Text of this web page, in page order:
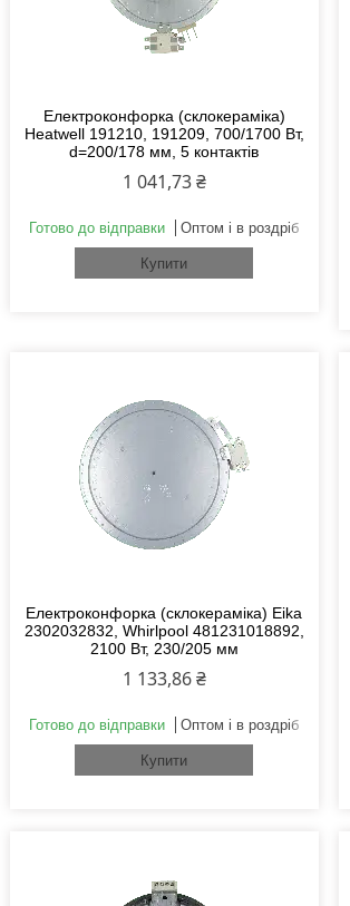
Електроконфорка (склокераміка)
Heatwell 191210, 191209, 700/1700 Вт,
d=200/178 мм, 5 контактів
1 041,73 ₴
Готово до відправки Оптом і в роздріб
Купити
Електроконфорка (склокераміка) Eika
2302032832, Whirlpool 481231018892,
2100 Вт, 230/205 мм
1 133,86 ₴
Готово до відправки Оптом і в роздріб
Купити